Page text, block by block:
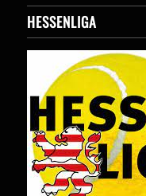
HESSENLIGA